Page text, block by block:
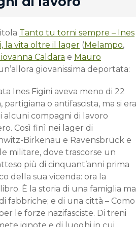
Tanto tu torni sempre – Ines
la vita oltre il lager (Melampo,
Caldara e Mauro
giovanissima deportata:
Ines Figini aveva meno di 22
partigiana o antifascista, ma si era
alcuni compagni di lavoro
Così finì nei lager di
Birkenau e Ravensbrück e
militare, dove trascorse un
più di cinquant’anni prima
della sua vicenda: ora la
È la storia di una famiglia ma
fabbriche; e di una città – Como
le forze nazifasciste. Di treni